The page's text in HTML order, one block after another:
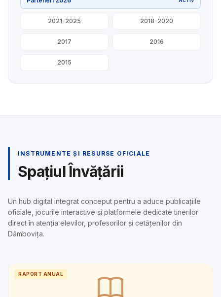
2021-2025 2018-2020
2017 2016
2015
INSTRUMENTE ȘI RESURSE OFICIALE
Spațiul Învățării
Un hub digital integrat conceput pentru a aduce publicațiile
oficiale, jocurile interactive și platformele dedicate tinerilor
direct în atenția elevilor, profesorilor și cetățenilor din
Dâmbovița.
RAPORT ANUAL